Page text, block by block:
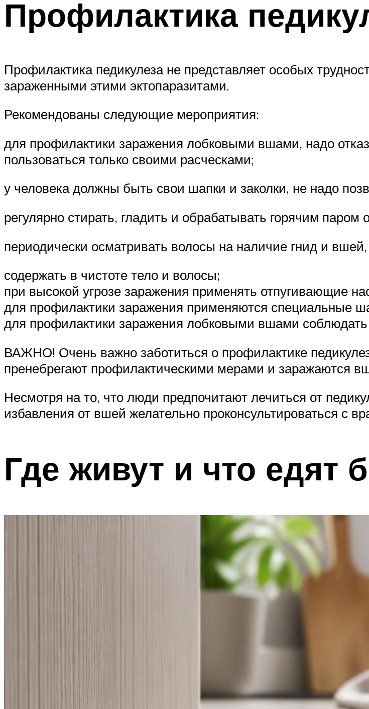
Профилактика
Профилактика педикулеза не представляет особых
зараженными этими эктопаразитами.
Рекомендованы следующие мероприятия:
для профилактики заражения лобковыми вшами, надо
пользоваться только своими расческами;
у человека должны быть свои шапки и заколки, не надо
регулярно стирать, гладить и обрабатывать горячим паром
периодически осматривать волосы на наличие гнид и
содержать в чистоте тело и волосы;
при высокой угрозе заражения применять отпугивающие
для профилактики заражения применяются специальные
для профилактики заражения лобковыми вшами
ВАЖНО! Очень важно заботиться о профилактике
пренебрегают профилактическими мерами и заражаются
Несмотря на то, что люди предпочитают лечиться от
избавления от вшей желательно проконсультироваться с
Где живут и что едят